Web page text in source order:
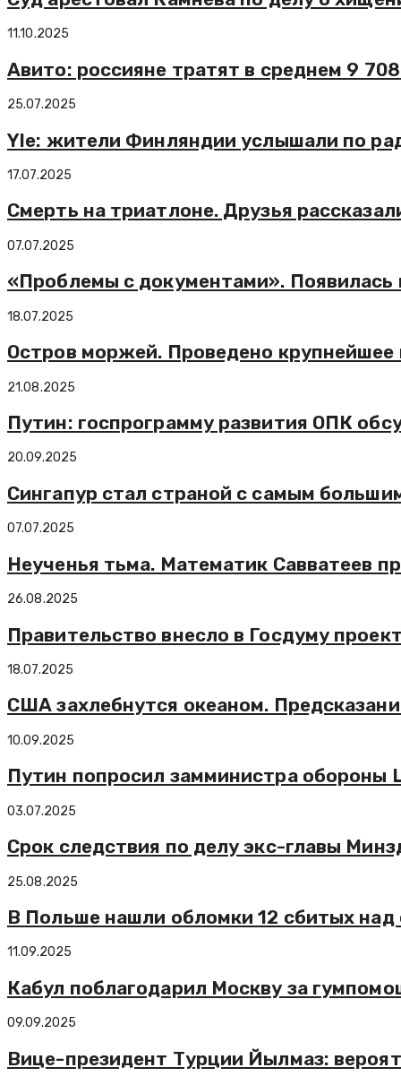
11.10.2025
Авито: россияне тратят в среднем 9
25.07.2025
Yle: жители Финляндии услышали по
17.07.2025
Смерть на триатлоне. Друзья
07.07.2025
«Проблемы с документами». Появилась
18.07.2025
Остров моржей. Проведено
21.08.2025
Путин: госпрограмму развития ОПК
20.09.2025
Сингапур стал страной с самым
07.07.2025
Неученья тьма. Математик Савватеев
26.08.2025
Правительство внесло в Госдуму
18.07.2025
США захлебнутся океаном.
10.09.2025
Путин попросил замминистра обороны
03.07.2025
Срок следствия по делу экс-главы
25.08.2025
В Польше нашли обломки 12 сбитых над
11.09.2025
Кабул поблагодарил Москву за
09.09.2025
Вице-президент Турции Йылмаз: